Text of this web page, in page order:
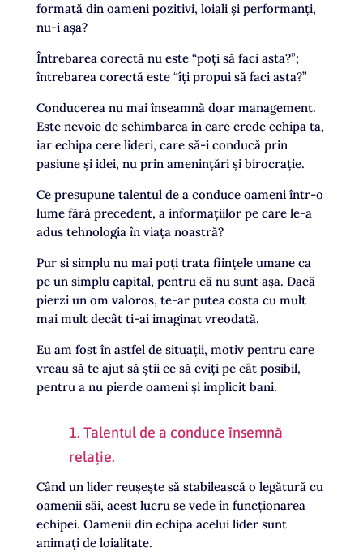
formată din oameni pozitivi, loiali și performanți,
nu-i așa?
Întrebarea corectă nu este “poți să faci asta?”;
întrebarea corectă este “îți propui să faci asta?”
Conducerea nu mai înseamnă doar management.
Este nevoie de schimbarea în care crede echipa ta,
iar echipa cere lideri, care să-i conducă prin
pasiune și idei, nu prin amenințări și birocrație.
Ce presupune talentul de a conduce oameni într-o
lume fără precedent, a informațiilor pe care le-a
adus tehnologia în viața noastră?
Pur si simplu nu mai poți trata ființele umane ca
pe un simplu capital, pentru că nu sunt așa. Dacă
pierzi un om valoros, te-ar putea costa cu mult
mai mult decât ti-ai imaginat vreodată.
Eu am fost în astfel de situații, motiv pentru care
vreau să te ajut să știi ce să eviți pe cât posibil,
pentru a nu pierde oameni și implicit bani.
1. Talentul de a conduce însemnă
relație.
Când un lider reușește să stabilească o legătură cu
oamenii săi, acest lucru se vede în funcționarea
echipei. Oamenii din echipa acelui lider sunt
animați de loialitate.